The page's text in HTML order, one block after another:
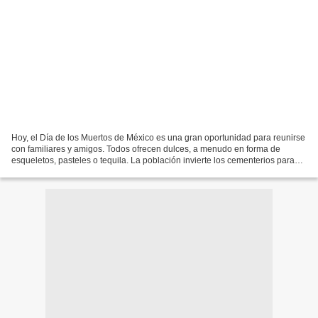
Hoy, el Día de los Muertos de México es una gran oportunidad para reunirse
con familiares y amigos. Todos ofrecen dulces, a menudo en forma de
esqueletos, pasteles o tequila. La población invierte los cementerios para